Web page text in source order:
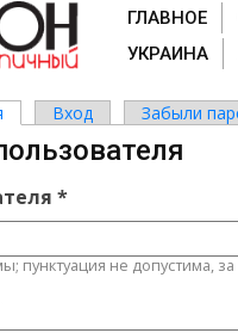
ГЛАВНОЕ
УКРАИНА
(активная вкладка)
Вход Забыли
*
пунктуация не допустима,